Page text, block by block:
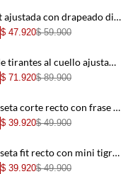
+
+
+
+
Tshirt ajustada con drapeado diagonal en lino beige para mujer
$ 47.920$ 59.900
Top de tirantes al cuello ajustado con escote cruzado en beige para mujer
$ 71.920$ 89.900
Camiseta corte recto con frase Champagne treatment en algodón blanco para mujer
$ 39.920$ 49.900
Camiseta fit recto con mini tigre en algodón blanco para mujer
$ 39.920$ 49.900